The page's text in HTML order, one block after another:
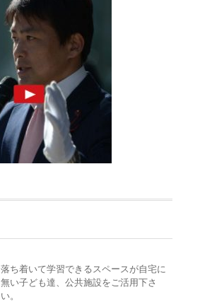
落ち着いて学習できるスペースが自宅に
無い子ども達、公共施設をご活用下さ
い。